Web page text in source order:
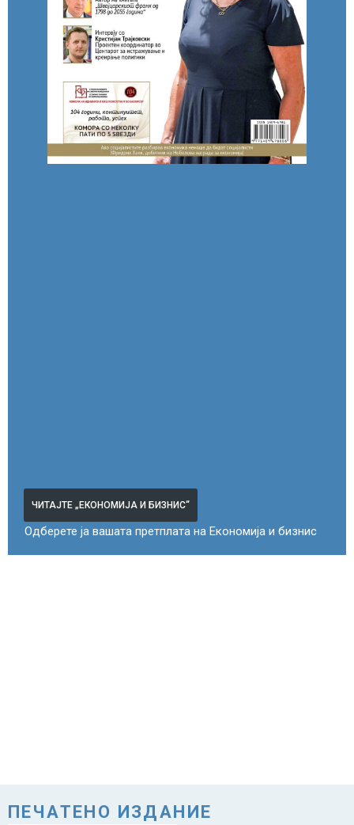
ЧИТАЈТЕ „ЕКОНОМИЈА И БИЗНИС“
Одберете ја вашата претплата на Економија и бизнис
ПЕЧАТЕНО ИЗДАНИЕ